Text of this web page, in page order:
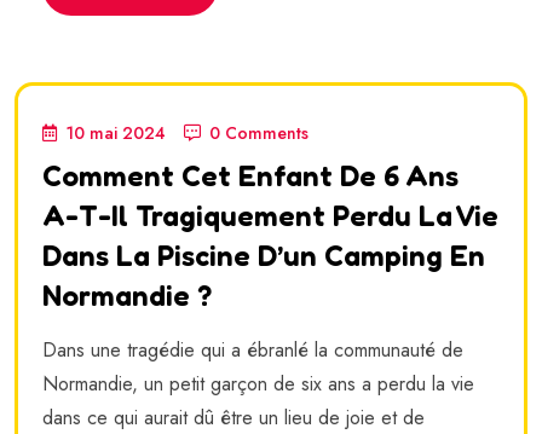
10 mai 2024 0 Comments
Comment Cet Enfant De 6 Ans
A-T-Il Tragiquement Perdu La Vie
Dans La Piscine D’un Camping En
Normandie ?
Dans une tragédie qui a ébranlé la communauté de
Normandie, un petit garçon de six ans a perdu la vie
dans ce qui aurait dû être un lieu de joie et de